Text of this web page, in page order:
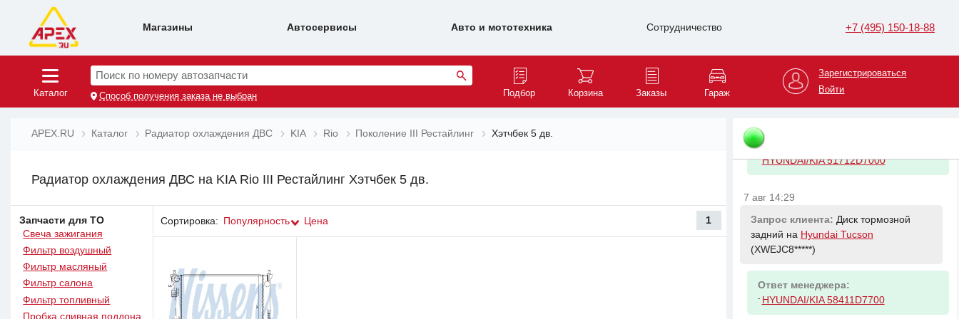
Магазины Автосервисы Авто и мототехника Сотрудничество +7 (495) 150-18-88
Каталог
Поиск по номеру автозапчасти
Способ получения заказа не выбран Подбор Корзина Заказы Гараж
Зарегистрироваться
Войти
APEX.RU Каталог Радиатор охлаждения ДВС KIA Rio Поколение III Рестайлинг Хэтчбек 5 дв.
Радиатор охлаждения ДВС на KIA Rio III Рестайлинг Хэтчбек 5 дв.
Запчасти для ТО
Свеча зажигания
Фильтр воздушный
Фильтр масляный
Фильтр салона
Фильтр топливный
Пробка сливная поддона
Сортировка: Популярность Цена 1
7 авг 14:26
Запрос клиента:Диск тормозной
передний на
Hyundai Tucson
(XWEJC8*****)
Ответ менеджера:
-HYUNDAI/KIA 51712D7000
7 авг 14:29
Запрос клиента: Диск тормозной
задний на Hyundai Tucson
(XWEJC8*****)
Ответ менеджера:
- HYUNDAI/KIA 58411D7700